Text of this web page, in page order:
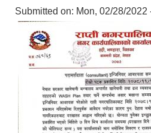
Submitted on: Mon, 02/28/2022